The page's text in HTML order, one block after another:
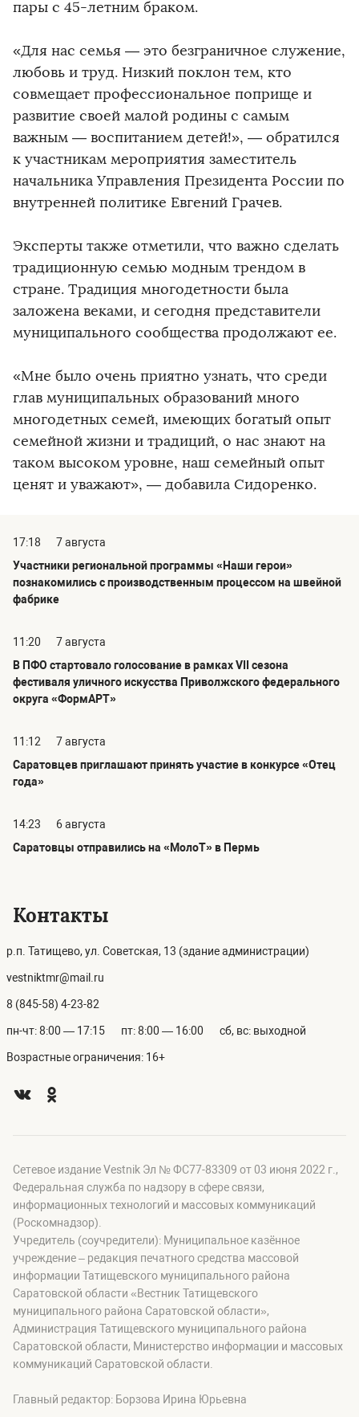
пары с 45-летним браком.
«Для нас семья — это безграничное служение,
любовь и труд. Низкий поклон тем, кто
совмещает профессиональное поприще и
развитие своей малой родины с самым
важным — воспитанием детей!», — обратился
к участникам мероприятия заместитель
начальника Управления Президента России по
внутренней политике Евгений Грачев.
Эксперты также отметили, что важно сделать
традиционную семью модным трендом в
стране. Традиция многодетности была
заложена веками, и сегодня представители
муниципального сообщества продолжают ее.
«Мне было очень приятно узнать, что среди
глав муниципальных образований много
многодетных семей, имеющих богатый опыт
семейной жизни и традиций, о нас знают на
таком высоком уровне, наш семейный опыт
ценят и уважают», — добавила Сидоренко.
17:18
7 августа
Участники региональной программы «Наши герои»
познакомились с производственным процессом на швейной
фабрике
11:20
7 августа
В ПФО стартовало голосование в рамках VII сезона
фестиваля уличного искусства Приволжского федерального
округа «ФормАРТ»
11:12
7 августа
Саратовцев приглашают принять участие в конкурсе «Отец
года»
14:23
6 августа
Саратовцы отправились на «МолоТ» в Пермь
Контакты
р.п. Татищево, ул. Советская, 13 (здание администрации)
vestniktmr@mail.ru
8 (845-58) 4-23-82
пн-чт: 8:00 — 17:15 пт: 8:00 — 16:00 сб, вс: выходной
Возрастные ограничения: 16+
Сетевое издание Vestnik Эл № ФС77-83309 от 03 июня 2022 г.,
Федеральная служба по надзору в сфере связи,
информационных технологий и массовых коммуникаций
(Роскомнадзор).
Учредитель (соучредители): Муниципальное казённое
учреждение – редакция печатного средства массовой
информации Татищевского муниципального района
Саратовской области «Вестник Татищевского
муниципального района Саратовской области»,
Администрация Татищевского муниципального района
Саратовской области, Министерство информации и массовых
коммуникаций Саратовской области.
Главный редактор: Борзова Ирина Юрьевна